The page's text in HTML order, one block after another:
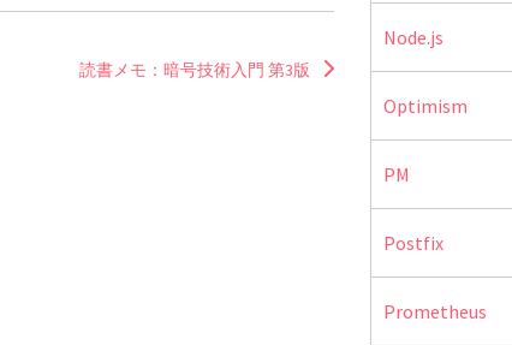
読書メモ：暗号技術入門 第3版
Node.js
Optimism
PM
Postfix
Prometheus